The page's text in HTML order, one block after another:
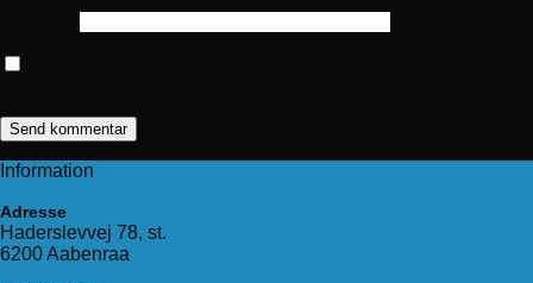
Information
Adresse
Haderslevvej 78, st.
6200 Aabenraa